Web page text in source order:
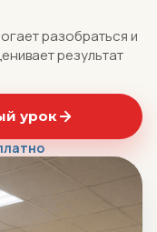
разобраться и
результат
урок